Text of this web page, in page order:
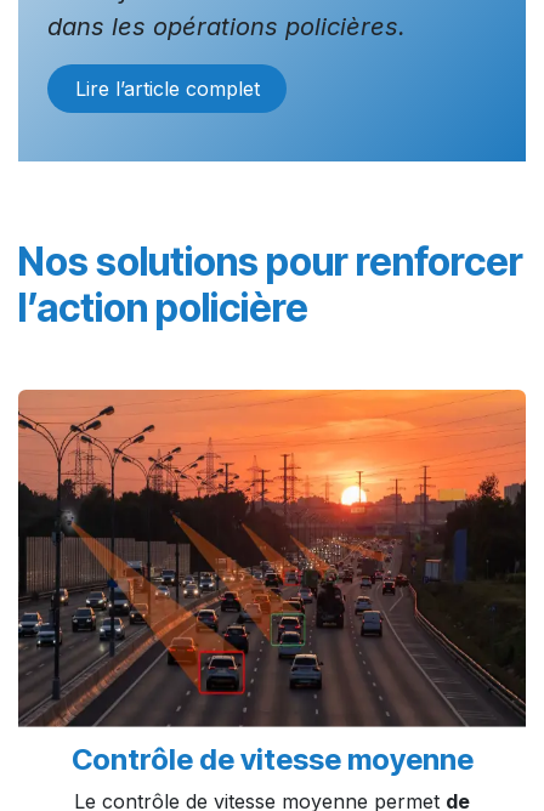
dans les opérations policières.
Lire l’article complet
Nos solutions pour renforcer
l’action policière ​
Contrôle de vitesse moyenne
Le contrôle de vitesse moyenne permet de